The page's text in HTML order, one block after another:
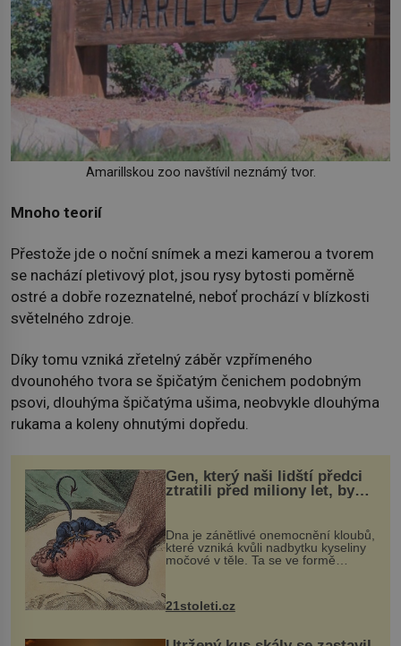
Amarillskou zoo navštívil neznámý tvor.
Mnoho teorií
Přestože jde o noční snímek a mezi kamerou a tvorem
se nachází pletivový plot, jsou rysy bytosti poměrně
ostré a dobře rozeznatelné, neboť prochází v blízkosti
světelného zdroje.
Díky tomu vzniká zřetelný záběr vzpřímeného
dvounohého tvora se špičatým čenichem podobným
psovi, dlouhýma špičatýma ušima, neobvykle dlouhýma
rukama a koleny ohnutými dopředu.
Gen, který naši lidští předci
ztratili před miliony let, by
mohl pomoci s léčbou
„nemoci králů“
Dna je zánětlivé onemocnění kloubů,
které vzniká kvůli nadbytku kyseliny
močové v těle. Ta se ve formě
nohou, a způsobuje bole...
21stoleti.cz